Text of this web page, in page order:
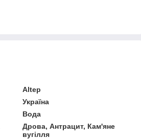
Altep
Україна
Вода
Дрова, Антрацит, Кам'яне
вугілля